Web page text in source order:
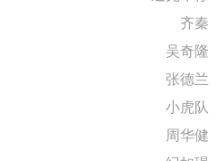
齐秦
吴奇隆
张德兰
小虎队
周华健